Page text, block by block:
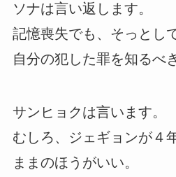
ソナは言い返します。
記憶喪失でも、そっとし
自分の犯した罪を知るべ
サンヒョクは言います。
むしろ、ジェギョンが４
ままのほうがいい。